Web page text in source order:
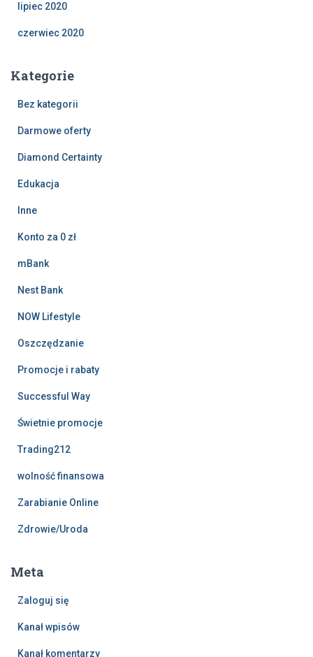
lipiec 2020
czerwiec 2020
Kategorie
Bez kategorii
Darmowe oferty
Diamond Certainty
Edukacja
Inne
Konto za 0 zł
mBank
Nest Bank
NOW Lifestyle
Oszczędzanie
Promocje i rabaty
Successful Way
Świetnie promocje
Trading212
wolność finansowa
Zarabianie Online
Zdrowie/Uroda
Meta
Zaloguj się
Kanał wpisów
Kanał komentarzy